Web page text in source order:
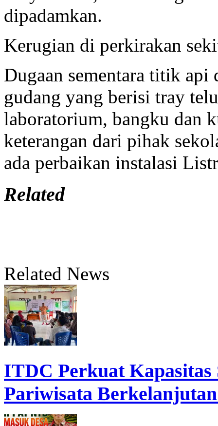
dipadamkan.
Kerugian di perkirakan
Dugaan sementara titik
gudang yang berisi tray
laboratorium, bangku dan
keterangan dari pihak
ada perbaikan instalasi
Related
Related News
ITDC Perkuat
Pariwisata